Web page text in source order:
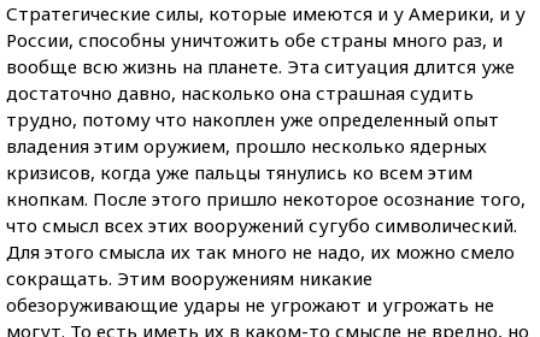
Стратегические силы, которые имеются и у Америки, и у
России, способны уничтожить обе страны много раз, и
вообще всю жизнь на планете. Эта ситуация длится уже
достаточно давно, насколько она страшная судить
трудно, потому что накоплен уже определенный опыт
владения этим оружием, прошло несколько ядерных
кризисов, когда уже пальцы тянулись ко всем этим
кнопкам. После этого пришло некоторое осознание того,
что смысл всех этих вооружений сугубо символический.
Для этого смысла их так много не надо, их можно смело
сокращать. Этим вооружениям никакие
обезоруживающие удары не угрожают и угрожать не
могут. То есть иметь их в каком-то смысле не вредно, но